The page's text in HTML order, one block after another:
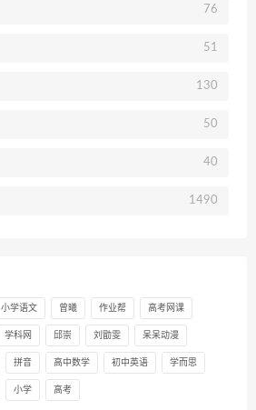
76
51
130
50
40
1490
小学语文 曾曦 作业帮 高考网课
学科网 邱崇 刘勖雯 呆呆动漫
拼音 高中数学 初中英语 学而思
小学 高考